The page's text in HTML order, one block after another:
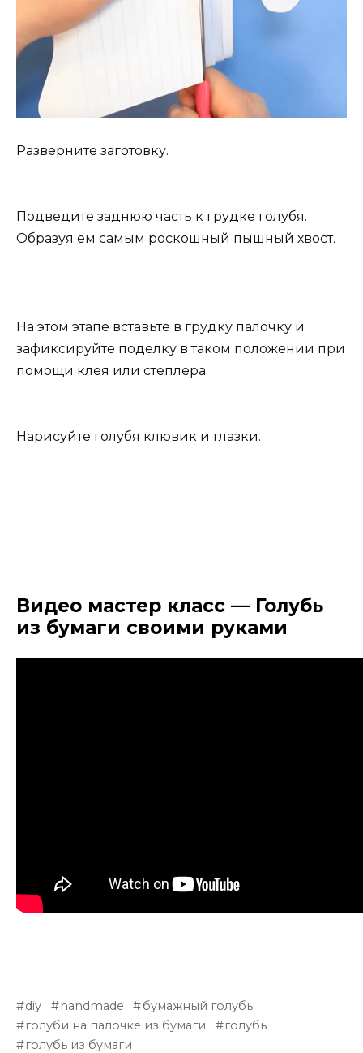
Разверните заготовку.
Подведите заднюю часть к грудке голубя.
Образуя ем самым роскошный пышный хвост.
На этом этапе вставьте в грудку палочку и
зафиксируйте поделку в таком положении при
помощи клея или степлера.
Нарисуйте голубя клювик и глазки.
Видео мастер класс — Голубь
из бумаги своими руками
diy handmade
бумажный голубь
голуби на палочке из бумаги
голубь
голубь из бумаги